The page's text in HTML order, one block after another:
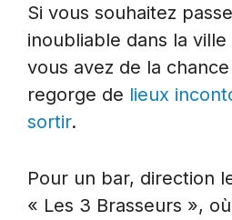
Si vous souhaitez
inoubliable dans la ville
vous avez de la
regorge de lieux
sortir.
Pour un bar, direction
« Les 3 Brasseurs »,